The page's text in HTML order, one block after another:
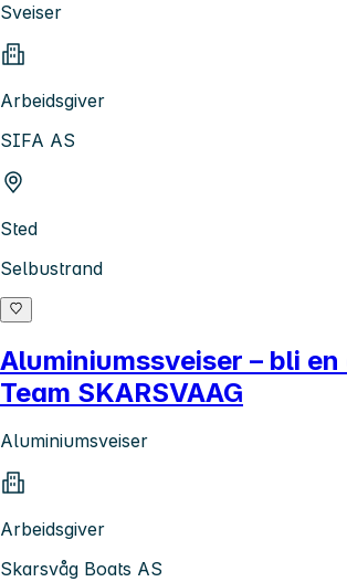
Sveiser
Arbeidsgiver
SIFA AS
Sted
Selbustrand
Aluminiumssveiser – bli
Team SKARSVAAG
Aluminiumsveiser
Arbeidsgiver
Skarsvåg Boats AS